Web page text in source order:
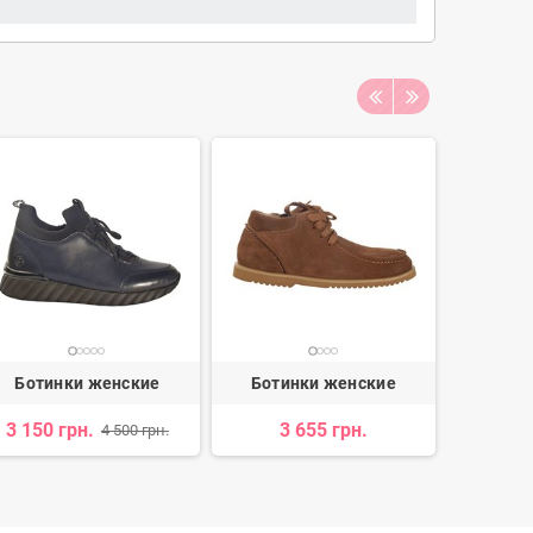
Ботинки женские
3 150 грн. 4 500 грн.
Ботинки женские
3 655 грн.